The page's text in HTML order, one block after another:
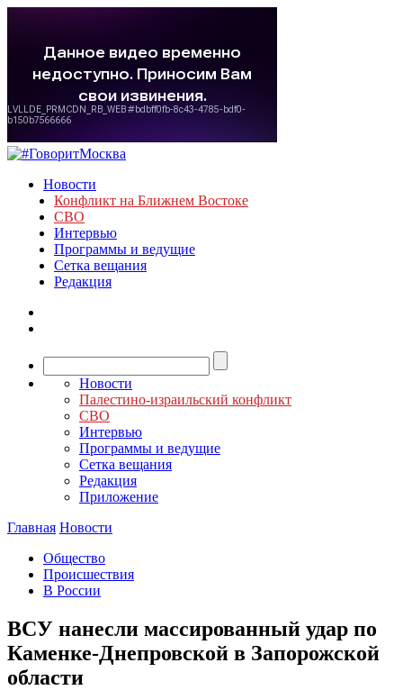
Новости
Конфликт на Ближнем Востоке
СВО
Интервью
Программы и ведущие
Сетка вещания
Редакция
Новости
Палестино-израильский конфликт
СВО
Интервью
Программы и ведущие
Сетка вещания
Редакция
Приложение
Главная Новости
Общество
Происшествия
В России
ВСУ нанесли массированный удар по
Каменке-Днепровской в Запорожской
области